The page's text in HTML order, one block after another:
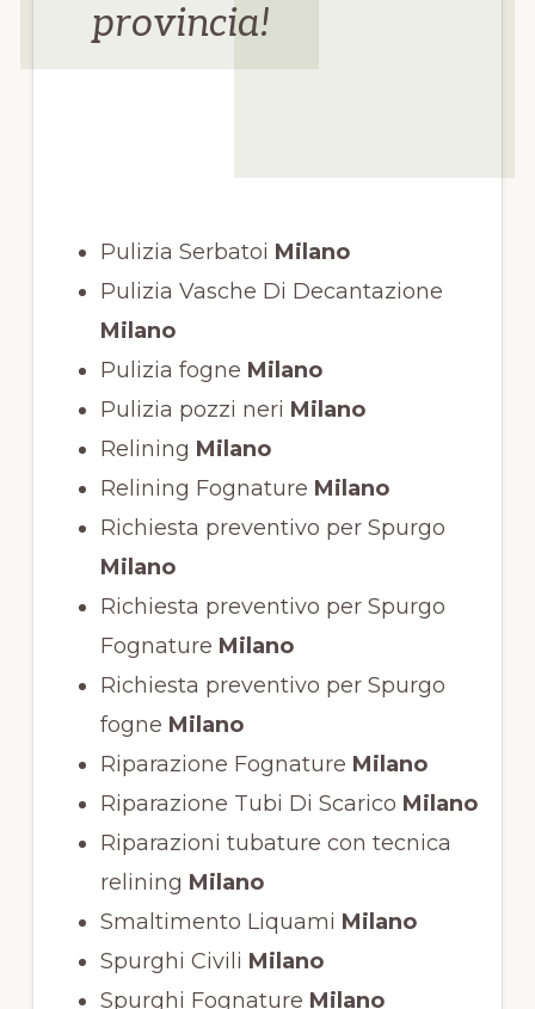
provincia!
Pulizia Serbatoi Milano
Pulizia Vasche Di Decantazione
Milano
Pulizia fogne Milano
Pulizia pozzi neri Milano
Relining Milano
Relining Fognature Milano
Richiesta preventivo per Spurgo
Milano
Richiesta preventivo per Spurgo
Fognature Milano
Richiesta preventivo per Spurgo
fogne Milano
Riparazione Fognature Milano
Riparazione Tubi Di Scarico Milano
Riparazioni tubature con tecnica
relining Milano
Smaltimento Liquami Milano
Spurghi Civili Milano
Spurghi Fognature Milano